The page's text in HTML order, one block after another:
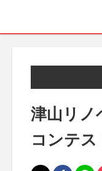
津山リノ
コンテ